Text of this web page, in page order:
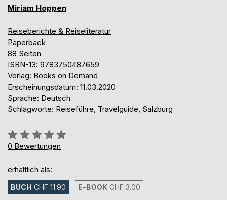
Miriam Hoppen
Reiseberichte & Reiseliteratur
Paperback
88 Seiten
ISBN-13: 9783750487659
Verlag: Books on Demand
Erscheinungsdatum: 11.03.2020
Sprache: Deutsch
Schlagworte: Reiseführe, Travelguide, Salzburg
Bewertung::
0%
0 Bewertungen
erhältlich als:
BUCH CHF 11.90 E-BOOK CHF 3.00